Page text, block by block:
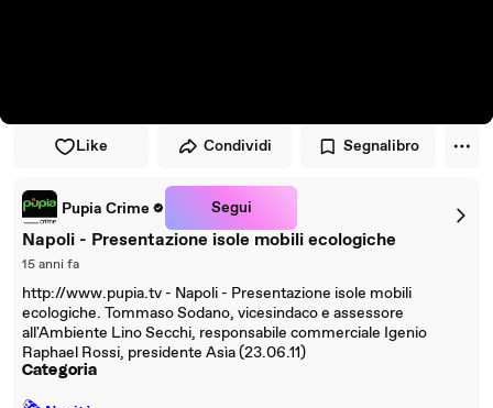
Like Condividi Segnalibro
Pupia Crime Segui
Napoli - Presentazione isole mobili ecologiche
15 anni fa
http://www.pupia.tv - Napoli - Presentazione isole mobili
ecologiche. Tommaso Sodano, vicesindaco e assessore
all'Ambiente Lino Secchi, responsabile commerciale Igenio
Raphael Rossi, presidente Asìa (23.06.11)
Categoria